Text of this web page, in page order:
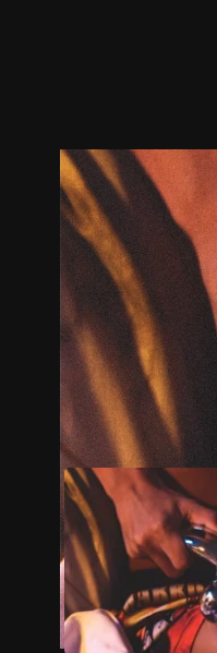
ตัวอย่าง ภาพนิ่ง